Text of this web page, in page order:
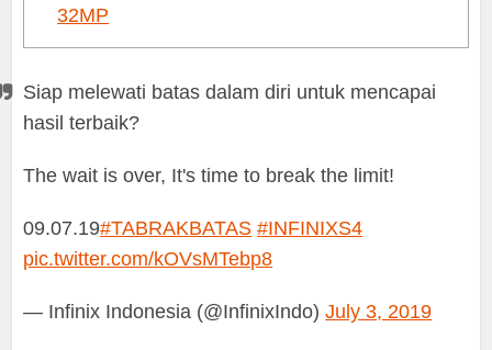
32MP
Siap melewati batas dalam diri untuk mencapai
hasil terbaik?
The wait is over, It's time to break the limit!
09.07.19#TABRAKBATAS #INFINIXS4
pic.twitter.com/kOVsMTebp8
— Infinix Indonesia (@InfinixIndo)July 3, 2019